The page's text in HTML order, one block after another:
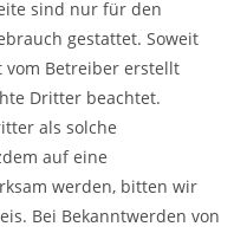
sind nur für den
gestattet. Soweit
vom Betreiber erstellt
Dritter beachtet.
als solche
auf eine
werden, bitten wir
Bei Bekanntwerden von